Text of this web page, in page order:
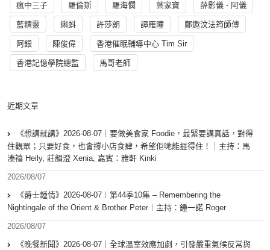
瘋中三子 羅倫斯 羅海憫 葉家寶 薛影儀 - 阿儀
藍精靈 蝌蚪 許莎朗 譚雁瞳 鄭遨汶法筠師傅
阿銀 陳俊偉 香港催眠輔導中心 Tim Sir
香港記憶學院總監 馬哥老師
近期文章
《想講就講》2026-08-07｜要做美食家 Foodie，最緊要講真話，對得
住觀眾；只要好食，也會撐小店食肆，希望佢哋能捱得住！｜主持：馬
溱禧 Heily, 莊韻澄 Xenia, 嘉賓：雅軒 Kinki
2026/08/07
《爵士鍾情》2026-08-07︱第44季10集 – Remembering the
Nightingale of the Orient & Brother Peter︱主持：鍾一諾 Roger
2026/08/07
《晚餐新聞》2026-08-07｜全球溫室效應加劇，引發嚴重氣候反常與